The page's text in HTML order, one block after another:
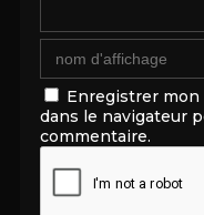
Enregistrer
dans le navigateur
commentaire.